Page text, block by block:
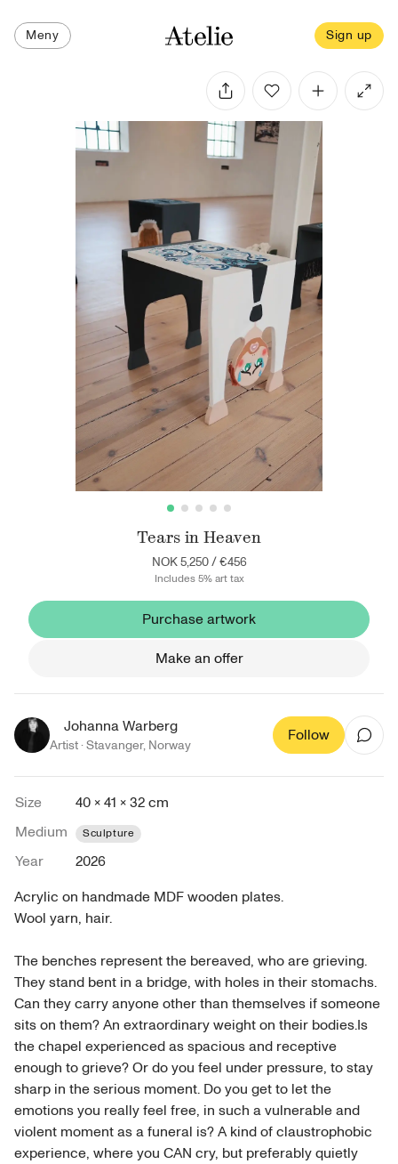
Meny Sign up
Tears in Heaven
NOK 5,250/€456
Includes 5% art tax
Purchase artwork
Make an offer
Johanna Warberg
Artist ·Stavanger, Norway
Follow
Size
40 × 41 × 32 cm
Medium
Sculpture
Year
2026
Acrylic on handmade MDF wooden plates.
Wool yarn, hair.
The benches represent the bereaved, who are grieving.
They stand bent in a bridge, with holes in their stomachs.
Can they carry anyone other than themselves if someone
sits on them? An extraordinary weight on their bodies.Is
the chapel experienced as spacious and receptive
enough to grieve? Or do you feel under pressure, to stay
sharp in the serious moment. Do you get to let the
emotions you really feel free, in such a vulnerable and
violent moment as a funeral is? A kind of claustrophobic
experience, where you CAN cry, but preferably quietly